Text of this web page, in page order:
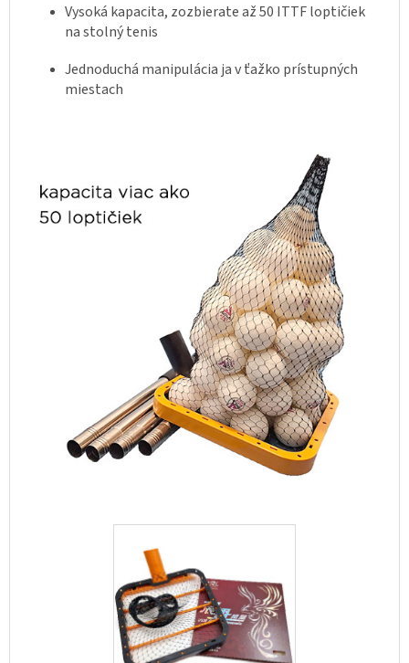
Vysoká kapacita, zozbierate až 50 ITTF loptičiek
na stolný tenis
Jednoduchá manipulácia ja v ťažko prístupných
miestach